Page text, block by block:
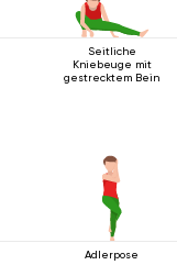
Seitliche
Kniebeuge mit
gestrecktem Bein
Adlerpose